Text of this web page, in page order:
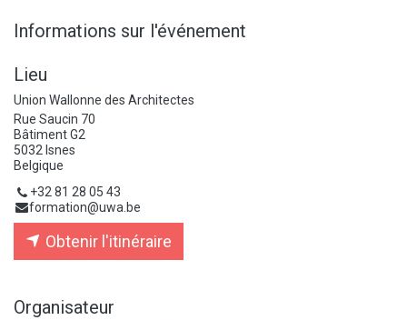
Informations sur l'événement
Lieu
Union Wallonne des Architectes
Rue Saucin 70
Bâtiment G2
5032 Isnes
Belgique
+32 81 28 05 43
formation@uwa.be
Obtenir l'itinéraire
Organisateur